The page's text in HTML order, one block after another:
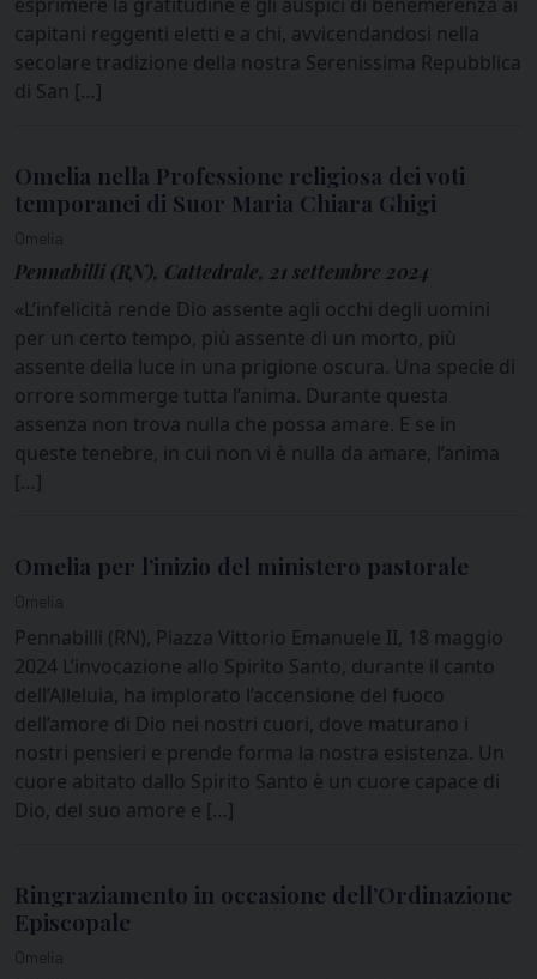
capitani reggenti eletti e a chi, avvicendandosi nella
secolare tradizione della nostra Serenissima Repubblica
di San […]
Omelia nella Professione religiosa dei voti
temporanei di Suor Maria Chiara Ghigi
Omelia
Pennabilli (RN), Cattedrale, 21 settembre 2024
«L’infelicità rende Dio assente agli occhi degli uomini
per un certo tempo, più assente di un morto, più
assente della luce in una prigione oscura. Una specie di
orrore sommerge tutta l’anima. Durante questa
assenza non trova nulla che possa amare. E se in
queste tenebre, in cui non vi è nulla da amare, l’anima
[…]
Omelia per l’inizio del ministero pastorale
Omelia
Pennabilli (RN), Piazza Vittorio Emanuele II, 18 maggio
2024 L’invocazione allo Spirito Santo, durante il canto
dell’Alleluia, ha implorato l’accensione del fuoco
dell’amore di Dio nei nostri cuori, dove maturano i
nostri pensieri e prende forma la nostra esistenza. Un
cuore abitato dallo Spirito Santo è un cuore capace di
Dio, del suo amore e […]
Ringraziamento in occasione dell’Ordinazione
Episcopale
Omelia